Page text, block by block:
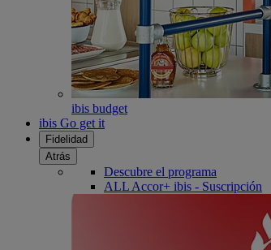
ibis budget
ibis Go get it
Fidelidad
Atrás
Descubre el programa
ALL Accor+ ibis - Suscripción